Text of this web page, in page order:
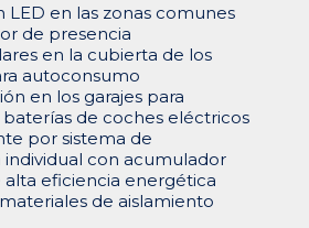
LED en las zonas comunes
de presencia
en la cubierta de los
autoconsumo
en los garajes para
de coches eléctricos
por sistema de
con acumulador
alta eficiencia energética
de aislamiento